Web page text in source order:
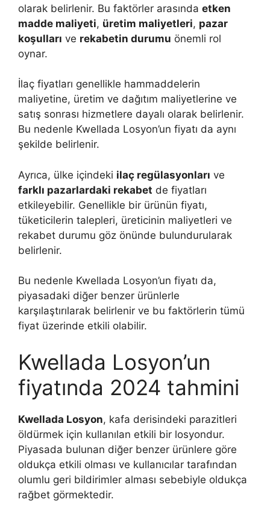
olarak belirlenir. Bu faktörler arasında etken
madde maliyeti, üretim maliyetleri, pazar
koşulları ve rekabetin durumu önemli rol
oynar.
İlaç fiyatları genellikle hammaddelerin
maliyetine, üretim ve dağıtım maliyetlerine ve
satış sonrası hizmetlere dayalı olarak belirlenir.
Bu nedenle Kwellada Losyon’un fiyatı da aynı
şekilde belirlenir.
Ayrıca, ülke içindeki ilaç regülasyonları ve
farklı pazarlardaki rekabet de fiyatları
etkileyebilir. Genellikle bir ürünün fiyatı,
tüketicilerin talepleri, üreticinin maliyetleri ve
rekabet durumu göz önünde bulundurularak
belirlenir.
Bu nedenle Kwellada Losyon’un fiyatı da,
piyasadaki diğer benzer ürünlerle
karşılaştırılarak belirlenir ve bu faktörlerin tümü
fiyat üzerinde etkili olabilir.
Kwellada Losyon’un
fiyatında 2024 tahmini
Kwellada Losyon, kafa derisindeki parazitleri
öldürmek için kullanılan etkili bir losyondur.
Piyasada bulunan diğer benzer ürünlere göre
oldukça etkili olması ve kullanıcılar tarafından
olumlu geri bildirimler alması sebebiyle oldukça
rağbet görmektedir.